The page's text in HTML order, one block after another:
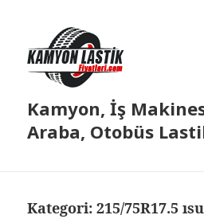
Kamyon, İş
Araba, Otobüs
Kategori:215/75R17.5